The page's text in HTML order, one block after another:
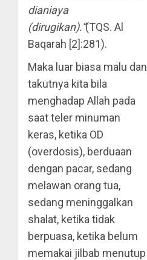
dianiaya
(dirugikan).”(TQS. Al
Baqarah [2]:281).
Maka luar biasa malu dan
takutnya kita bila
menghadap Allah pada
saat teler minuman
keras, ketika OD
(overdosis), berduaan
dengan pacar, sedang
melawan orang tua,
sedang meninggalkan
shalat, ketika tidak
berpuasa, ketika belum
memakai jilbab menutup